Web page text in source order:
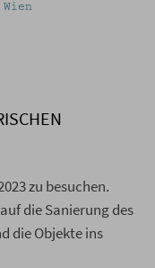
Wien
zu besuchen.
die Sanierung des
die Objekte ins